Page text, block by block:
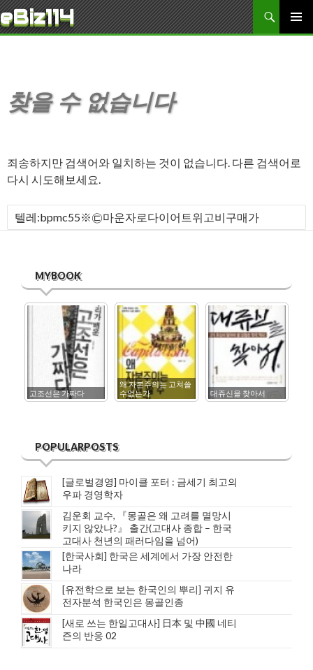
eBiz114
검색
주 메뉴
콘텐츠로 바로가기
찾을 수 없습니다
죄송하지만 검색어와 일치하는 것이 없습니다. 다른 검색어로
다시 시도해보세요.
다음 검색:
MYBOOK
고조선은 가짜다
왜 자본주의는 고쳐쓸
수없는가
대쥬신을 찾아서
POPULARPOSTS
[글로벌경영] 마이클 포터 : 금세기 최고의
우파 경영학자
김운회 교수, 『몽골은 왜 고려를 멸망시
키지 않았나?』 출간(고대사 종합 – 한국
고대사 천년의 패러다임을 넘어)
[한국사회] 한국은 세계에서 가장 안전한
나라
[유전학으로 보는 한국인의 뿌리] 귀지 유
전자분석 한국인은 몽골인종
[새로 쓰는 한일고대사] 日本 및 中國 네티
즌의 반응 02